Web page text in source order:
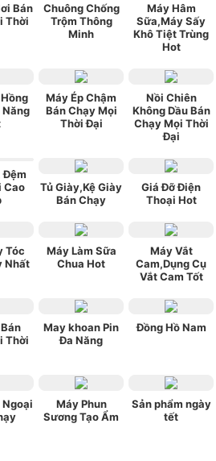
Bán
Thời
Chuông Chống
Trộm Thông
Minh
Máy Hâm
Sữa,Máy Sấy
Khô Tiệt Trùng
Hot
Máy Ép Chậm
Bán Chạy Mọi
Thời Đại
Nồi Chiên
Không Dầu Bán
Chạy Mọi Thời
Đại
Đệm
Cao
Tủ Giày,Kệ Giày
Bán Chạy
Giá Đỡ Điện
Thoại Hot
Tóc
Nhất
Máy Làm Sữa
Chua Hot
Máy Vắt
Cam,Dụng Cụ
Vắt Cam Tốt
Thời
May khoan Pin
Đa Năng
Đồng Hồ Nam
Ngoại
Máy Phun
Sương Tạo Ẩm
Sản phẩm ngày
tết